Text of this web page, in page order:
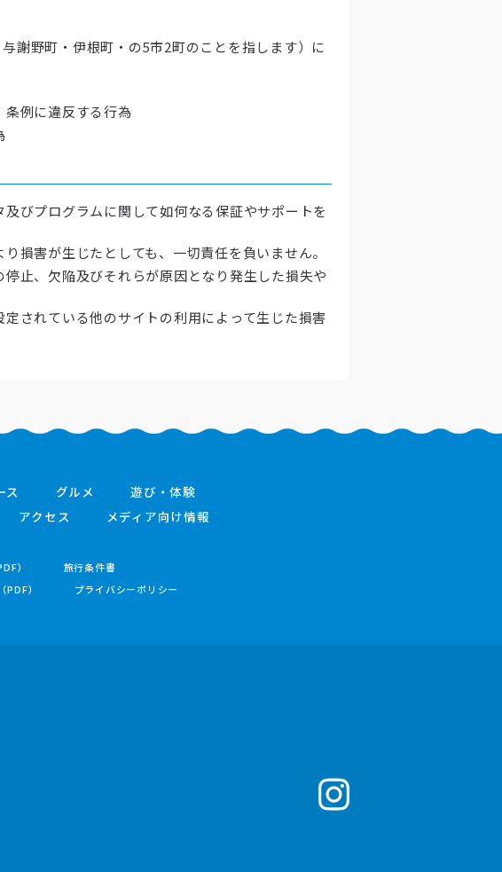
謝野町・伊根町・の5市2町のことを指します）に
例に違反する行為
びプログラムに関して如何なる保証やサポートを
損害が生じたとしても、一切責任を負いません。
止、欠陥及びそれらが原因となり発生した損失や
されている他のサイトの利用によって生じた損害
ス グルメ
遊び・体験
アクセス メディア向け情報
）
旅行条件書
） プライバシーポリシー